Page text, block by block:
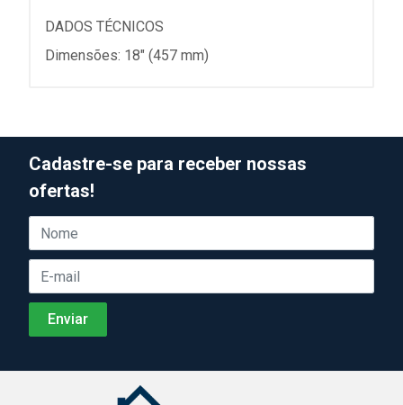
DADOS TÉCNICOS
Dimensões: 18" (457 mm)
Cadastre-se para receber nossas
ofertas!